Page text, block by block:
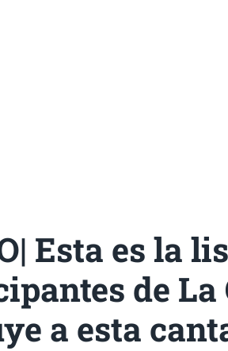
Esta es la
de La
a esta